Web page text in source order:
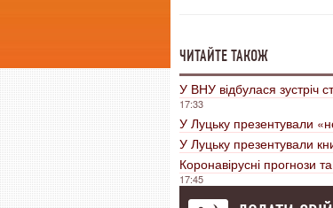
ЧИТАЙТЕ ТАКОЖ
У ВНУ відбулася зустріч
17:33
У Луцьку презентували
У Луцьку презентували
Коронавірусні прогнози
17:45